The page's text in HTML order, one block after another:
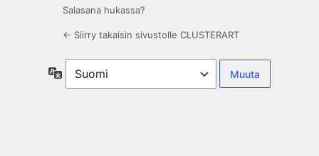
Salasana hukassa?
← Siirry takaisin sivustolle CLUSTERART
Kieli